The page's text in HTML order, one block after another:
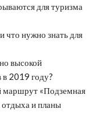
для туризма
что нужно знать для
высокой
в 2019 году?
маршрут «Подземная
отдыха и планы